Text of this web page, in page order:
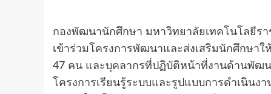
กองพัฒนานักศึกษา มหาวิทยาลัยเทคโนโลยีร
เข้าร่วมโครงการพัฒนาและส่งเสริมนักศึกษา
47 คน และบุคลากรที่ปฏิบัติหน้าที่งานด้านพัฒ
โครงการเรียนรู้ระบบและรูปแบบการดำเนิน